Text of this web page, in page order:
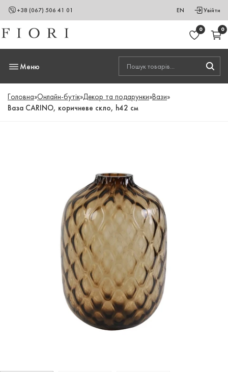
+38 (067) 506 41 01 EN Увійти
0 0
Меню
Головна»Онлайн-бутік»Декор та подарунки»Вази»
Ваза CARINO, коричневе скло, h42 см